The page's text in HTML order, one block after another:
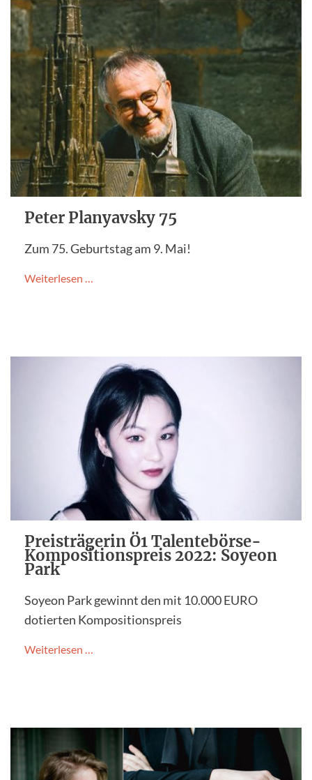
Peter Planyavsky 75
Zum 75. Geburtstag am 9. Mai!
Weiterlesen …
Preisträgerin Ö1 Talentebörse-
Kompositionspreis 2022: Soyeon
Park
Soyeon Park gewinnt den mit 10.000 EURO
dotierten Kompositionspreis
Weiterlesen …